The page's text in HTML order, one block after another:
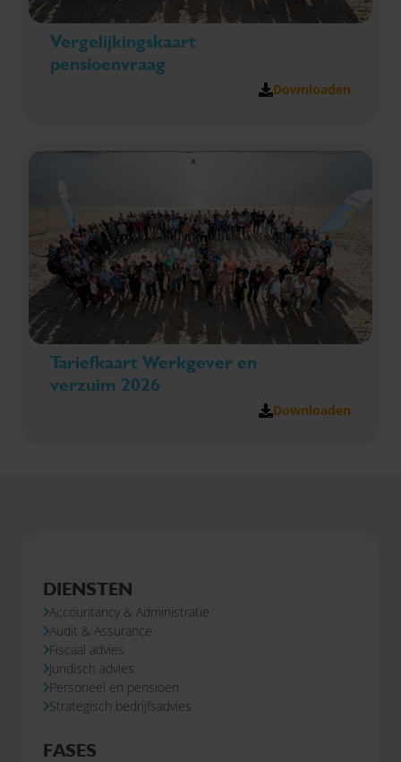
Vergelijkingskaart
pensioenvraag
Downloaden
Tariefkaart Werkgever en
verzuim 2026
Downloaden
DIENSTEN
Accountancy & Administratie
Audit & Assurance
Fiscaal advies
Juridisch advies
Personeel en pensioen
Strategisch bedrijfsadvies
FASES